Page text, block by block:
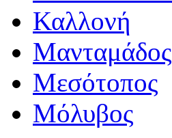
Καλλονή
Μανταμάδος
Μεσότοπος
Μόλυβος